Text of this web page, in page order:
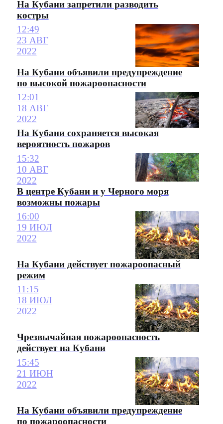
На Кубани запретили разводить
костры
12:49
23 АВГ
2022
На Кубани объявили предупреждение
по высокой пожароопасности
12:01
18 АВГ
2022
На Кубани сохраняется высокая
вероятность пожаров
15:32
10 АВГ
2022
В центре Кубани и у Черного моря
возможны пожары
16:00
19 ИЮЛ
2022
На Кубани действует пожароопасный
режим
11:15
18 ИЮЛ
2022
Чрезвычайная пожароопасность
действует на Кубани
15:45
21 ИЮН
2022
На Кубани объявили предупреждение
по пожароопасности